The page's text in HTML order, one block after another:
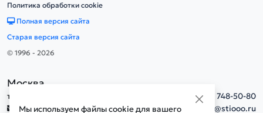
Мы используем файлы cookie для вашего
Политика обработки cookie
Полная версия сайта
Старая версия сайта
© 1996 - 2026
Москва
тел.
+7(495) 748-50-80
info@stiooo.ru